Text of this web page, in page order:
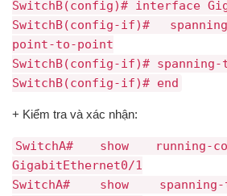
SwitchB(config)# interface
SwitchB(config-if)#
point-to-point
SwitchB(config-if)# spanning-
SwitchB(config-if)# end
+ Kiểm tra và xác nhận:
SwitchA# show running-
GigabitEthernet0/1
SwitchA# show